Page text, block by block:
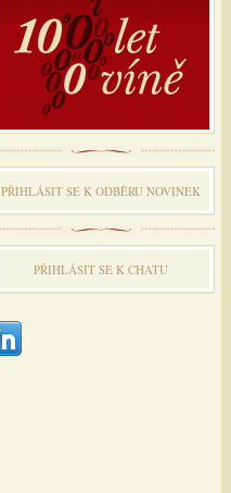
PŘIHLÁSIT SE K ODBĔRU NOVINEK
PŘIHLÁSIT SE K CHATU